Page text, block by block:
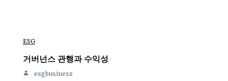
ESG
거버넌스 관행과 수익성
esgbusiness